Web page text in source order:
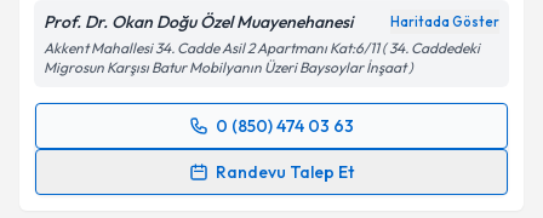
Takvim Talebini Gönder
Prof. Dr. Okan Doğu Özel Muayenehanesi Haritada Göster
Akkent Mahallesi 34. Cadde Asil 2 Apartmanı Kat:6/11 ( 34. Caddedeki
Migrosun Karşısı Batur Mobilyanın Üzeri Baysoylar İnşaat )
0 (850) 474 03 63
Randevu Talep Et
Randevu Takvimi Talebi